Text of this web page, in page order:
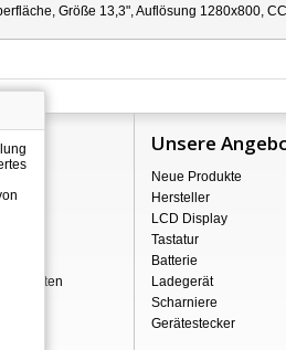
Größe 13,3", Auflösung 1280x800,
Daten
Unsere
Neue Produkte
Hersteller
LCD Display
Tastatur
Batterie
Ladegerät
Scharniere
Gerätestecker